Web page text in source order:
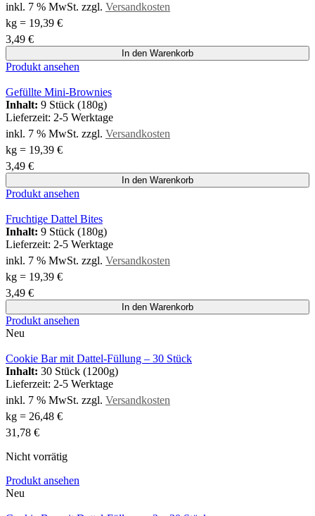
inkl. 7 % MwSt. zzgl. Versandkosten
kg = 19,39 €
3,49 €
In den Warenkorb
Produkt ansehen
Gefüllte Mini-Brownies
Inhalt: 9 Stück (180g)
Lieferzeit: 2-5 Werktage
inkl. 7 % MwSt. zzgl. Versandkosten
kg = 19,39 €
3,49 €
In den Warenkorb
Produkt ansehen
Fruchtige Dattel Bites
Inhalt: 9 Stück (180g)
Lieferzeit: 2-5 Werktage
inkl. 7 % MwSt. zzgl. Versandkosten
kg = 19,39 €
3,49 €
In den Warenkorb
Produkt ansehen
Neu
Cookie Bar mit Dattel-Füllung – 30 Stück
Inhalt: 30 Stück (1200g)
Lieferzeit: 2-5 Werktage
inkl. 7 % MwSt. zzgl. Versandkosten
kg = 26,48 €
31,78 €
Nicht vorrätig
Produkt ansehen
Neu